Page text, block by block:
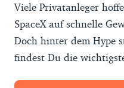
Viele Privatanleger
SpaceX auf schnelle
Doch hinter dem Hype
findest Du die